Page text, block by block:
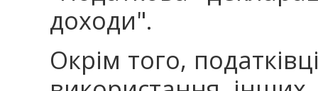
доходи".
Окрім того,